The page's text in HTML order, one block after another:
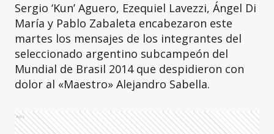
Sergio ‘Kun’ Aguero, Ezequiel Lavezzi, Ángel Di
María y Pablo Zabaleta encabezaron este
martes los mensajes de los integrantes del
seleccionado argentino subcampeón del
Mundial de Brasil 2014 que despidieron con
dolor al «Maestro» Alejandro Sabella.
Ads